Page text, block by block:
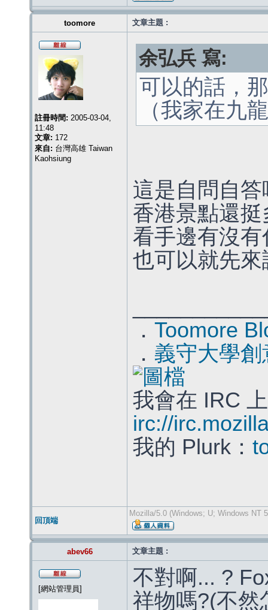
toomore 文章主題 :
註冊時間: 2005-03-04,
11:48
文章: 172
來自: 台灣高雄 Taiwan
Kaohsiung
余弘兵 寫:
可以的話，
（我家在九
這是自問自答
香港景點還挺
看手邊有沒
也可以就先
． Toomore
． 義守大學
我會在 IRC
irc://
我的 Plurk：
回頂端
Mozilla/5.0 (Windows; U; Windows NT
abev66 文章主題 :
[網站管理員]
不對啊... ?
祥物嗎?(不然